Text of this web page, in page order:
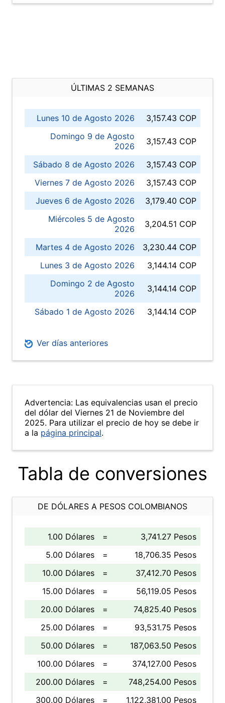
ÚLTIMAS 2 SEMANAS
Lunes 10 de Agosto 2026
3,157.43 COP
Domingo 9 de Agosto
2026
3,157.43 COP
Sábado 8 de Agosto 2026
3,157.43 COP
Viernes 7 de Agosto 2026
3,157.43 COP
Jueves 6 de Agosto 2026
3,179.40 COP
Miércoles 5 de Agosto
2026
3,204.51 COP
Martes 4 de Agosto 2026
3,230.44 COP
Lunes 3 de Agosto 2026
3,144.14 COP
Domingo 2 de Agosto
2026
3,144.14 COP
Sábado 1 de Agosto 2026 3,144.14 COP
Ver días anteriores
Advertencia: Las equivalencias usan el precio
del dólar del Viernes 21 de Noviembre del
2025. Para utilizar el precio de hoy se debe ir
a la página principal.
Tabla de conversiones
DE DÓLARES A PESOS COLOMBIANOS
1.00 Dólares =
3,741.27 Pesos
5.00 Dólares
=
18,706.35 Pesos
10.00 Dólares
=
37,412.70 Pesos
15.00 Dólares
=
56,119.05 Pesos
20.00 Dólares
=
74,825.40 Pesos
25.00 Dólares
=
93,531.75 Pesos
50.00 Dólares
=
187,063.50 Pesos
100.00 Dólares
=
374,127.00 Pesos
200.00 Dólares
=
748,254.00 Pesos
300.00 Dólares
=
1,122,381.00 Pesos